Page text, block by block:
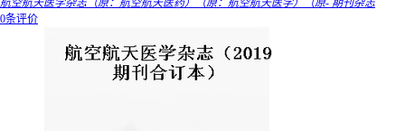
航空航天医学杂志（原：航空航天医药）（原：航空航天医学）（原- 期刊杂志
0条评价